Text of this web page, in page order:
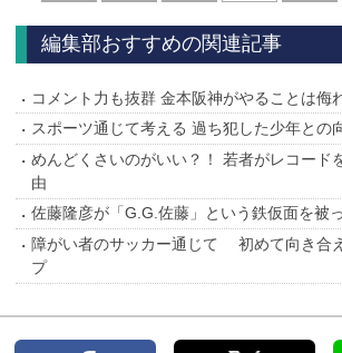
へ
編集部おすすめの関連記事
コメント力も抜群 金本阪神がやることは侮
スポーツ通じて考える 過ち犯した少年との
めんどくさいのがいい？！ 若者がレコード
由
佐藤隆彦が「G.G.佐藤」という鉄仮面を被
障がい者のサッカー通じて 初めて向き合
プ